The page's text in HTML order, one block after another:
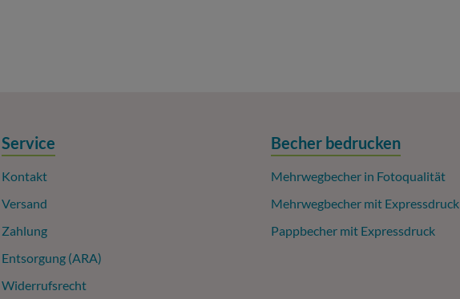
Service
Kontakt
Versand
Zahlung
Entsorgung (ARA)
Widerrufsrecht
Becher bedrucken
Mehrwegbecher in Fotoqualität
Mehrwegbecher mit Expressdruck
Pappbecher mit Expressdruck